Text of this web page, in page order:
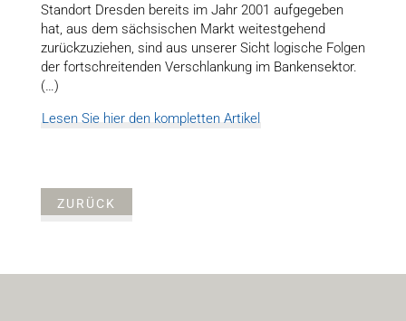
Standort Dresden bereits im Jahr 2001 aufgegeben
hat, aus dem sächsischen Markt weitestgehend
zurückzuziehen, sind aus unserer Sicht logische Folgen
der fortschreitenden Ver­schlankung im Bankensektor.
(…)
Lesen Sie hier den kompletten Artikel
ZURÜCK